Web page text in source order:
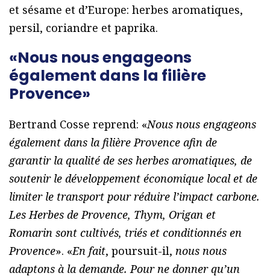
et sésame et d’Europe: herbes aromatiques,
persil, coriandre et paprika.
«Nous nous engageons
également dans la filière
Provence»
Bertrand Cosse reprend: «Nous nous engageons
également dans la filière Provence afin de
garantir la qualité de ses herbes aromatiques, de
soutenir le développement économique local et de
limiter le transport pour réduire l’impact carbone.
Les Herbes de Provence, Thym, Origan et
Romarin sont cultivés, triés et conditionnés en
Provence». «En fait, poursuit-il, nous nous
adaptons à la demande. Pour ne donner qu’un